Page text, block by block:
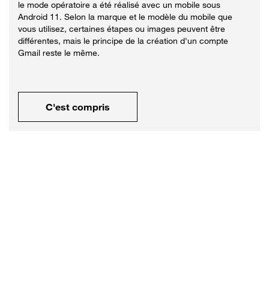
le mode opératoire a été réalisé avec un mobile sous
Android 11. Selon la marque et le modèle du mobile que
vous utilisez, certaines étapes ou images peuvent être
différentes, mais le principe de la création d'un compte
Gmail reste le même.
C'est compris